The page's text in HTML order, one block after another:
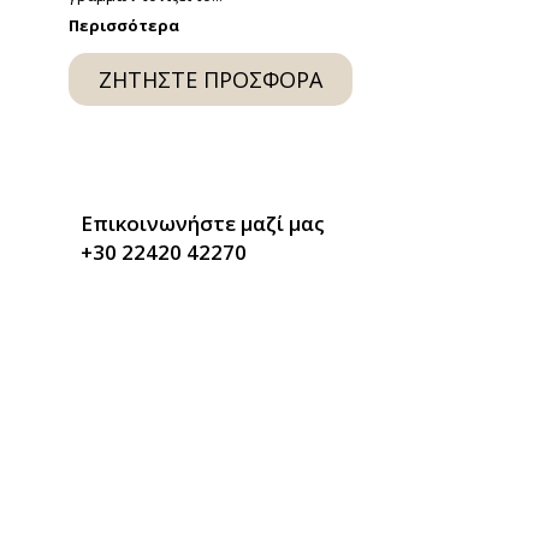
Περισσότερα
ΖΗΤΉΣΤΕ ΠΡΟΣΦΟΡΆ
Επικοινωνήστε μαζί μας
+30 22420 42270